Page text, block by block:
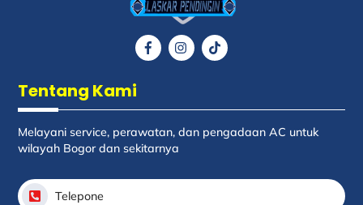
Icon
Icon
Icon
Tentang Kami
Melayani service, perawatan, dan pengadaan AC untuk
wilayah Bogor dan sekitarnya
Telepone